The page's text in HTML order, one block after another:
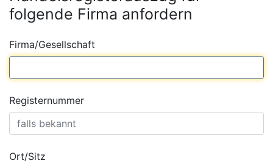
folgende Firma anfordern
Firma/Gesellschaft
Registernummer
Ort/Sitz